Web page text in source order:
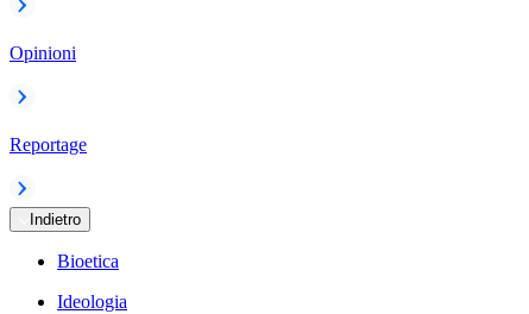
Opinioni
Reportage
Indietro
Bioetica
Ideologia